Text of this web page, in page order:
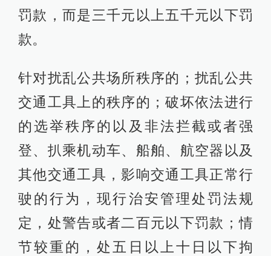
罚款，而是三千元以上五千元以下罚
款。
针对扰乱公共场所秩序的；扰乱公共
交通工具上的秩序的；破坏依法进行
的选举秩序的以及非法拦截或者强
登、扒乘机动车、船舶、航空器以及
其他交通工具，影响交通工具正常行
驶的行为，现行治安管理处罚法规
定，处警告或者二百元以下罚款；情
节较重的，处五日以上十日以下拘